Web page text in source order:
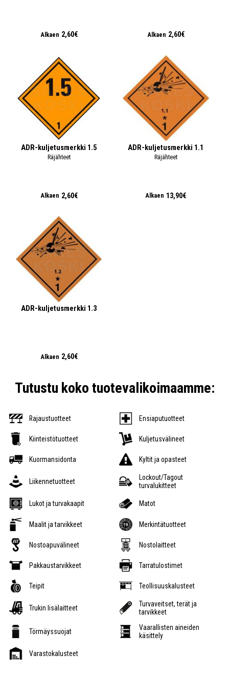
Alkaen 2,60€ Alkaen 2,60€
ADR-kuljetusmerkki 1.5
Räjähteet
Alkaen 2,60€
ADR-kuljetusmerkki 1.1
Räjähteet
Alkaen 13,90€
ADR-kuljetusmerkki 1.3
Alkaen 2,60€
Tutustu koko tuotevalikoimaamme:
Rajaustuotteet Ensiaputuotteet
Kiinteistötuotteet Kuljetusvälineet
Kuormansidonta Kyltit ja opasteet
Liikennetuotteet
Lockout/Tagout
turvalukitteet
Lukot ja turvakaapit Matot
Maalit ja tarvikkeet Merkintätuotteet
Nostoapuvälineet Nostolaitteet
Pakkaustarvikkeet Tarratulostimet
Teipit Teollisuuskalusteet
Trukin lisälaitteet
Turvaveitset, terät ja
tarvikkeet
Törmäyssuojat
Vaarallisten aineiden
käsittely
Varastokalusteet